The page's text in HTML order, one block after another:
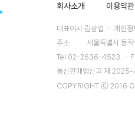
회사소개 이용약관
대표이사 김상엽 ㆍ 개인
주소
서울특별시 동
Tel 02-2636-4523 ㆍ
통신판매업신고 제
COPYRIGHT ⓒ 2016